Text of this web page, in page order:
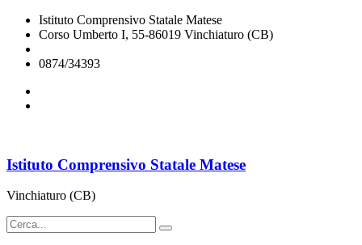
Istituto Comprensivo Statale Matese
Corso Umberto I, 55-86019 Vinchiaturo (CB)
0874/34393
Istituto Comprensivo Statale Matese
Vinchiaturo (CB)